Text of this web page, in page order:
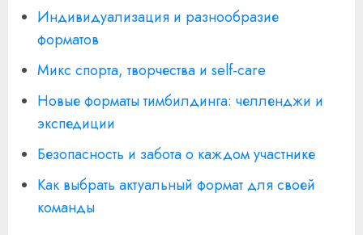
Индивидуализация и разнообразие
форматов
Микс спорта, творчества и self-care
Новые форматы тимбилдинга: челленджи и
экспедиции
Безопасность и забота о каждом участнике
Как выбрать актуальный формат для своей
команды